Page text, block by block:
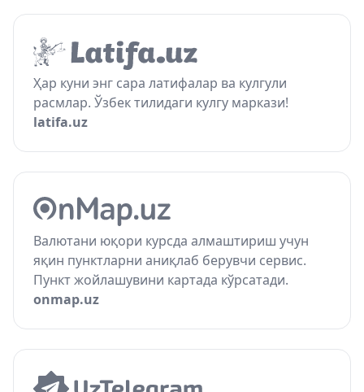
Ҳар куни энг сара латифалар ва кулгули
расмлар. Ўзбек тилидаги кулгу маркази!
latifa.uz
Валютани юқори курсда алмаштириш учун
яқин пунктларни аниқлаб берувчи сервис.
Пункт жойлашувини картада кўрсатади.
onmap.uz